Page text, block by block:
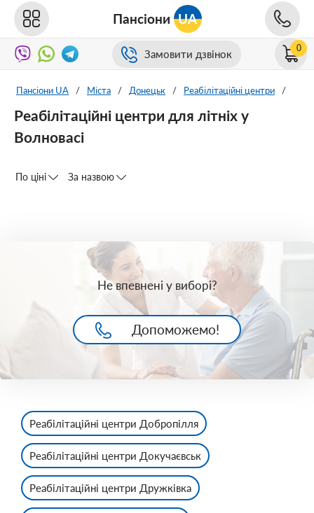
Пансіони UA
Замовити дзвінок 0
Пансіони UA / Міста / Донецьк / Реабілітаційні центри /
Реабілітаційні центри для літніх у
Волновасі
По ціні За назвою
Не впевнені у виборі?
Допоможемо!
Реабілітаційні центри Добропілля
Реабілітаційні центри Докучаєвськ
Реабілітаційні центри Дружківка